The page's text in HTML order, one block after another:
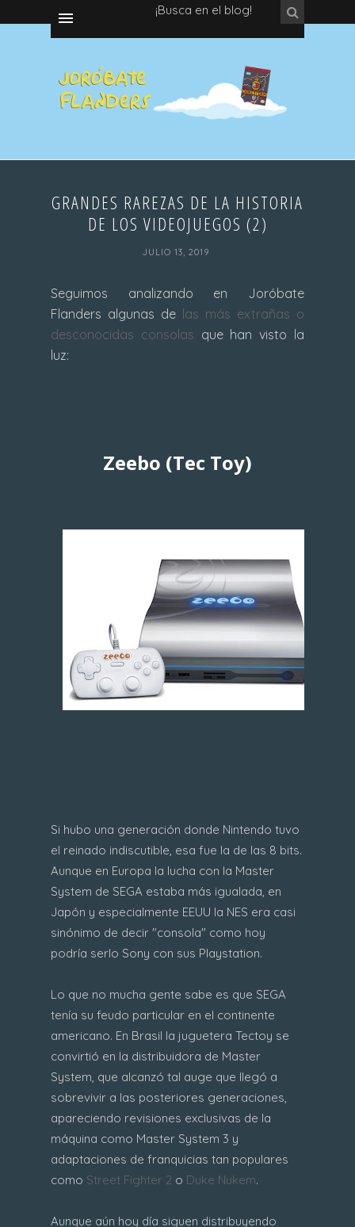
¡Busca en el blog!
GRANDES RAREZAS DE LA HISTORIA
DE LOS VIDEOJUEGOS (2)
JULIO 13, 2019
Seguimos analizando en Joróbate
Flanders algunas de las más extrañas o
desconocidas consolas que han visto la
luz:
Zeebo (Tec Toy)
Si hubo una generación donde Nintendo tuvo
el reinado indiscutible, esa fue la de las 8 bits.
Aunque en Europa la lucha con la Master
System de SEGA estaba más igualada, en
Japón y especialmente EEUU la NES era casi
sinónimo de decir "consola" como hoy
podría serlo Sony con sus Playstation.
Lo que no mucha gente sabe es que SEGA
tenía su feudo particular en el continente
americano. En Brasil la juguetera Tectoy se
convirtió en la distribuidora de Master
System, que alcanzó tal auge que llegó a
sobrevivir a las posteriores generaciones,
apareciendo revisiones exclusivas de la
máquina como Master System 3 y
adaptaciones de franquicias tan populares
como Street Fighter 2 o Duke Nukem.
Aunque aún hoy día siguen distribuyendo